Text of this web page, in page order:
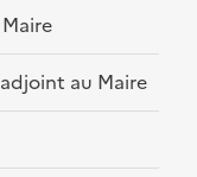
adjoint au Maire